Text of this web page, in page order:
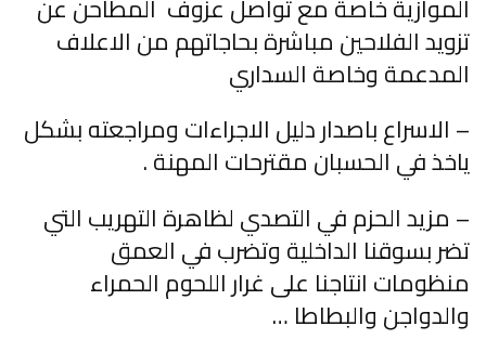
تزويد الفلاحين مباشرة بحاجاتهم من الاعلاف
المدعمة وخاصة السداري
– الاسراع باصدار دليل الاجراءات ومراجعته بشكل
ياخذ في الحسبان مقترحات المهنة .
– مزيد الحزم في التصدي لظاهرة التهريب التي
تضر بسوقنا الداخلية وتضرب في العمق
منظومات انتاجنا على غرار اللحوم الحمراء
والدواجن والبطاطا …